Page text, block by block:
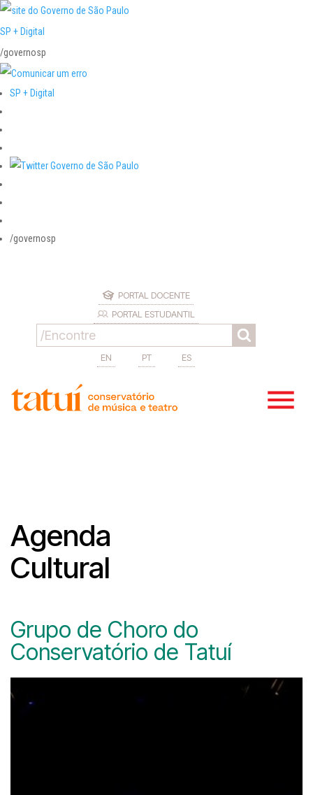
SP + Digital
/governosp
SP + Digital
/governosp
PORTAL DOCENTE
PORTAL ESTUDANTIL
EN PT ES
Agenda
Cultural
Grupo de Choro do
Conservatório de Tatuí